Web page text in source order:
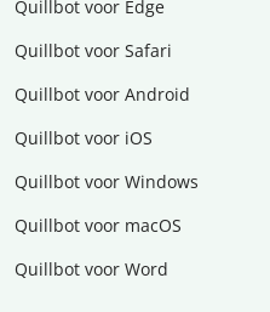
Quillbot voor Edge
Quillbot voor Safari
Quillbot voor Android
Quillbot voor iOS
Quillbot voor Windows
Quillbot voor macOS
Quillbot voor Word